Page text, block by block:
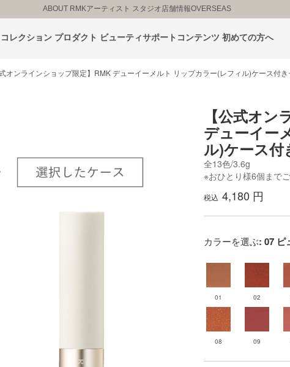
ABOUT RMKアーティスト スタジオ店舗情報OVERSEAS
コレクション プロダクト ビューティサポートコンテンツ 初めての方へ
式オンラインショップ限定】RMK デューイーメルト リップカラー(レフィル)ケース付き
【公式オ
デューイー
ル)ケース付
全13色/3.6g
※おひとり様6個まで
税込4,180 円
カラーを選ぶ: 07 ピ
01 02
08 09